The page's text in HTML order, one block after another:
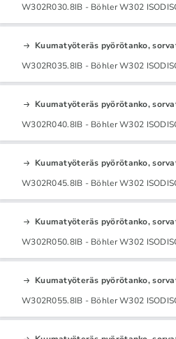
W302R030.8IB - Böhler W302
Kuumatyöteräs pyörötanko,
W302R035.8IB - Böhler W302
Kuumatyöteräs pyörötanko,
W302R040.8IB - Böhler W302
Kuumatyöteräs pyörötanko,
W302R045.8IB - Böhler W302
Kuumatyöteräs pyörötanko,
W302R050.8IB - Böhler W302
Kuumatyöteräs pyörötanko,
W302R055.8IB - Böhler W302